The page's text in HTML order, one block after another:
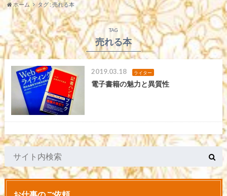
ホーム タグ : 売れる本
TAG
売れる本
2019.03.18 ライター
電子書籍の魅力と異質性